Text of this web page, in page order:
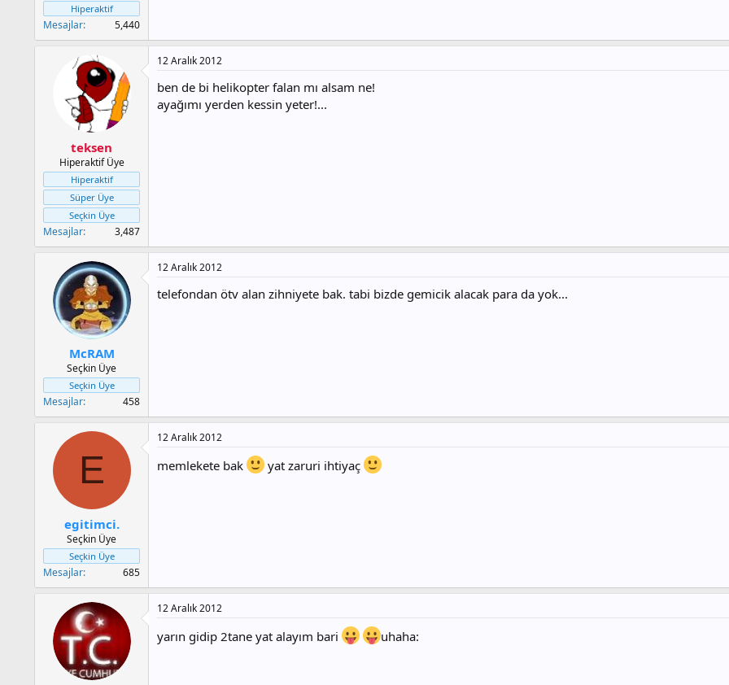
Hiperaktif
Mesajlar 5,440
teksen
Hiperaktif Üye
Hiperaktif
Süper Üye
Seçkin Üye
Mesajlar 3,487
12 Aralık 2012
ben de bi helikopter falan mı alsam ne!
ayağımı yerden kessin yeter!...
McRAM
Seçkin Üye
Seçkin Üye
Mesajlar 458
12 Aralık 2012
telefondan ötv alan zihniyete bak. tabi bizde gemicik alacak para da yok...
E
egitimci.
Seçkin Üye
Seçkin Üye
Mesajlar 685
12 Aralık 2012
memlekete bak yat zaruri ihtiyaç
12 Aralık 2012
yarın gidip 2tane yat alayım bari uhaha: